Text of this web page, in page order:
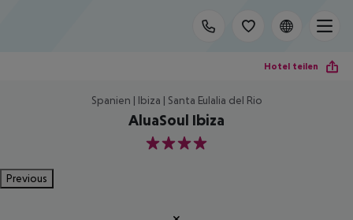
Hotel teilen
Spanien | Ibiza | Santa Eulalia del Rio
AluaSoul Ibiza
4
Previous